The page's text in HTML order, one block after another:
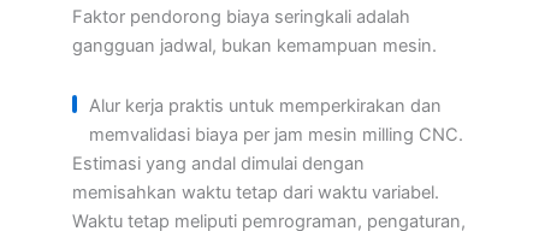
Faktor pendorong biaya seringkali adalah
gangguan jadwal, bukan kemampuan mesin.
Alur kerja praktis untuk memperkirakan dan
memvalidasi biaya per jam mesin milling CNC.
Estimasi yang andal dimulai dengan
memisahkan waktu tetap dari waktu variabel.
Waktu tetap meliputi pemrograman, pengaturan,